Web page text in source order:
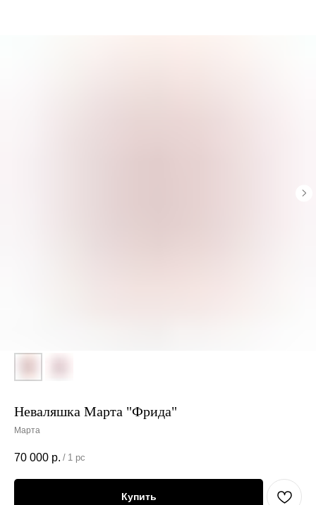
Неваляшка Марта "Фрида"
Марта
70 000 р. / 1 pc
Купить